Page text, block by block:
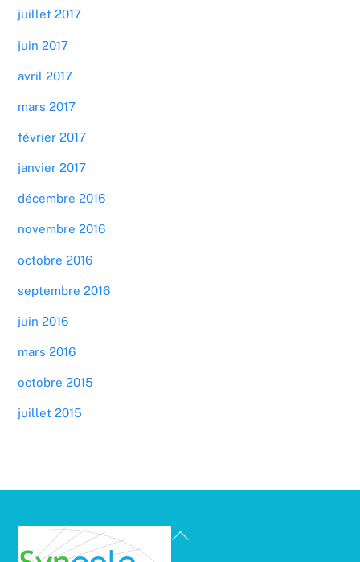
juillet 2017
juin 2017
avril 2017
mars 2017
février 2017
janvier 2017
décembre 2016
novembre 2016
octobre 2016
septembre 2016
juin 2016
mars 2016
octobre 2015
juillet 2015